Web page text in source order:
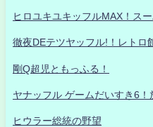
ヒロユキユキッフルMAX！ス
徹夜DEテツヤッフル!！レトロ
剛Q超児ともっふる！
ヤナッフル ゲームだいすき6！
ヒウラー総統の野望